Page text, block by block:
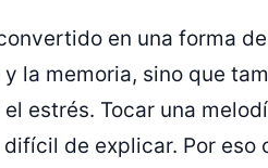
en una forma
la memoria, sino que
estrés. Tocar una
de explicar. Por eso